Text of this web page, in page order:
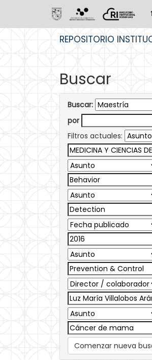
REPOSITORIO
Buscar
Buscar:
por
Filtros actuales:
Comenzar nueva